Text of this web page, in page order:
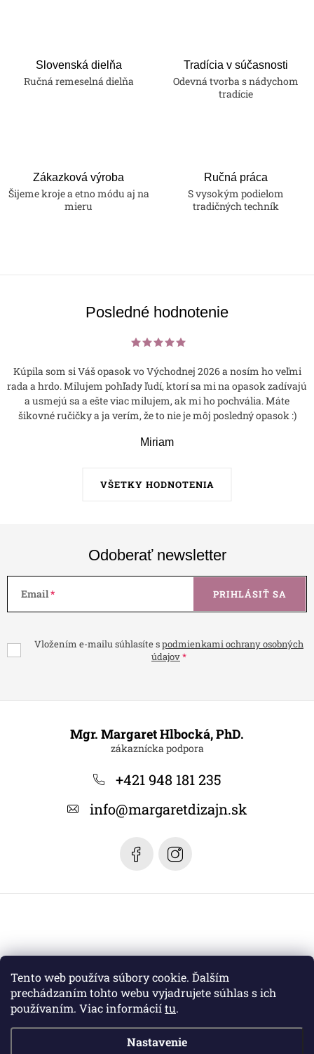
Tento web používa súbory cookie. Ďalším
prechádzaním tohto webu vyjadrujete súhlas s ich
používaním. Viac informáciítu.
Nastavenie
Slovenská dielňa
Ručná remeselná dielňa
Tradícia v súčasnosti
Odevná tvorba s nádychom
tradície
Zákazková výroba
Šijeme kroje a etno módu aj na
mieru
Ručná práca
S vysokým podielom
tradičných techník
Posledné hodnotenie
VŠETKY HODNOTENIA
Kúpila som si Váš opasok vo Východnej 2026 a nosím ho veľmi
rada a hrdo. Milujem pohľady ľudí, ktorí sa mi na opasok zadívajú
a usmejú sa a ešte viac milujem, ak mi ho pochvália. Máte
šikovné ručičky a ja verím, že to nie je môj posledný opasok :)
Miriam
Odoberať newsletter
Email
Vložením e-mailu súhlasíte spodmienkami ochrany osobných
údajov
PRIHLÁSIŤ SA
Mgr. Margaret Hlbocká, PhD.
+421 948 181 235
info@margaretdizajn.sk